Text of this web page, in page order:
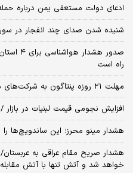
ادعای دولت مستعفی یمن درباره
شنیده شدن صدای چند انفجار در
صدور
راه است
مهلت ۲۱ روزه پنتاگون به شرکت‌های دفاعی برای تسریع در تحویل سلاح
افزایش نجومی قیمت لبنیات در
هشدار مینو محرز؛ این ساندویچ‌ها را
هشدار صریح مقام عراقی به
خواهد شد و آتش تنها با آتش